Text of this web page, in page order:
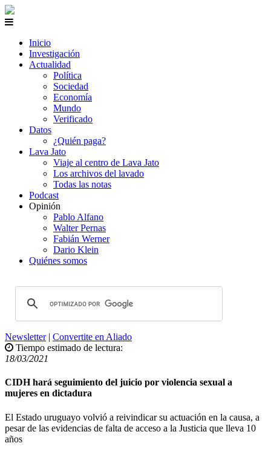
Inicio
Investigación
Actualidad
Política
Sociedad
Economía
Mundo
Verificado
Datos
¿Quién paga?
Lava Jato
Viaje al centro de Lava Jato
Los archivos del lavado
Todas las notas
Podcast
Opinión
Pablo Alfano
Walter Pernas
Fabián Werner
Dario Klein
Quiénes somos
Newsletter| Convertite en Aliado
Tiempo estimado de lectura:
18/03/2021
CIDH hará seguimiento del juicio por violencia sexual a
mujeres en dictadura
El Estado uruguayo volvió a reivindicar su actuación en la causa, a
pesar de las evidencias de falta de acceso a la Justicia que lleva 10
años